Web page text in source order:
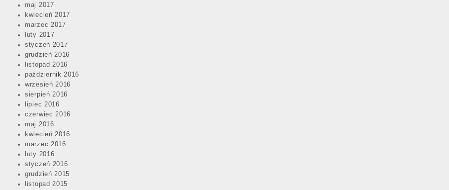
maj 2017
kwiecień 2017
marzec 2017
luty 2017
styczeń 2017
grudzień 2016
listopad 2016
październik 2016
wrzesień 2016
sierpień 2016
lipiec 2016
czerwiec 2016
maj 2016
kwiecień 2016
marzec 2016
luty 2016
styczeń 2016
grudzień 2015
listopad 2015